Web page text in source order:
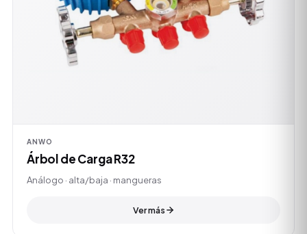
ANWO
Árbol de Carga R32
Análogo · alta/baja · mangueras
Ver más